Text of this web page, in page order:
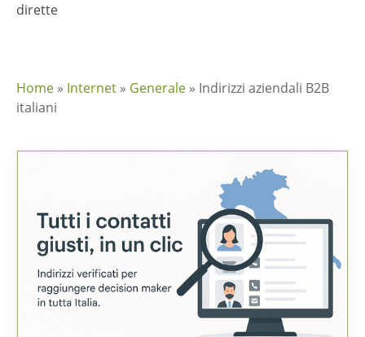
dirette
Home » Internet » Generale » Indirizzi aziendali B2B
italiani